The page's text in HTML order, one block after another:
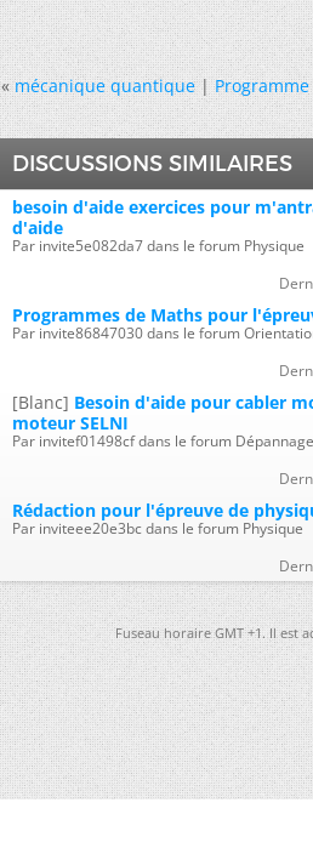
« mécanique quantique|
DISCUSSIONS SIMILAIRES
besoin d'aide exercices pour
d'aide
Par invite5e082da7 dans le forum Physique
Programmes de Maths pour
Par invite86847030 dans le forum
[Blanc] Besoin d'aide pour cabler
moteur SELNI
Par invitef01498cf dans le forum Dépannage
Rédaction pour l'épreuve de
Par inviteee20e3bc dans le forum Physique
Fuseau horaire GMT +1. Il est